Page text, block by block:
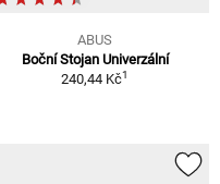
ABUS
Boční Stojan Univerzální
240,44 Kč1